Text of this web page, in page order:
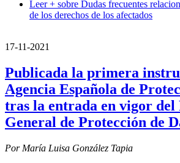
Leer + sobre Dudas frecuentes
de los derechos de los afectados
17-11-2021
Publicada la primera
Agencia Española de
tras la entrada en vigor del
General de Protección de
Por María Luisa González Tapia